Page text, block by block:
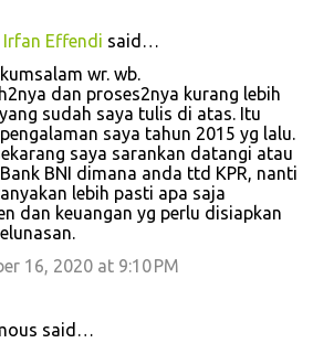
Effendi said…
wr. wb.
dan proses2nya kurang lebih
sudah saya tulis di atas. Itu
saya tahun 2015 yg lalu.
saya sarankan datangi atau
BNI dimana anda ttd KPR, nanti
lebih pasti apa saja
dan keuangan yg perlu disiapkan
16, 2020 at 9:10 PM
said…